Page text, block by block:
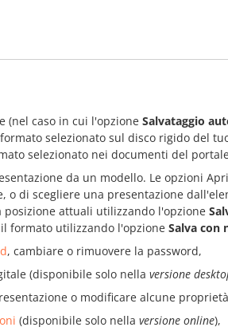
(nel caso in cui l'opzione Salvataggio
selezionato sul disco rigido del
selezionato nei documenti del
da un modello. Le opzioni
o di scegliere una presentazione
attuali utilizzando l'opzione
formato utilizzando l'opzione Salva con
, cambiare o rimuovere la password,
(disponibile solo nella versione
o modificare alcune
(disponibile solo nella versione online),